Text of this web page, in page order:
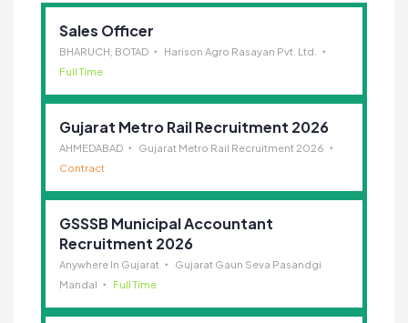
Sales Officer
BHARUCH, BOTAD
Harison Agro Rasayan Pvt. Ltd.
Full Time
Gujarat Metro Rail Recruitment 2026
AHMEDABAD
Gujarat Metro Rail Recruitment 2026
Contract
GSSSB Municipal Accountant
Recruitment 2026
Anywhere In Gujarat
Gujarat Gaun Seva Pasandgi
Mandal
Full Time